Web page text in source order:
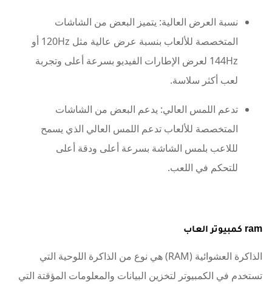
نسبة العرض العالية: يتميز البعض من الشاشات
المتخصصة للألعاب بنسبة عرض عالية مثل 120Hz أو
144Hz لعرض الإطارات الفيديو بسرعة أعلى وتجربة
لعب أكثر سلاسة.
تدعم اللمس العالي: يدعم البعض من الشاشات
المتخصصة للألعاب تدعم اللمس العالي الذي يسمح
لللاعب بلمس الشاشة بسرعة أعلى ودقة أعلى
للتحكم في اللعب.
ram كمبيوتر العاب
الذاكرة العشوائية (RAM) هي نوع من الذاكرة اللوحية التي
تستخدم في الكمبيوتر لتخزين البيانات والمعلومات المؤقتة التي